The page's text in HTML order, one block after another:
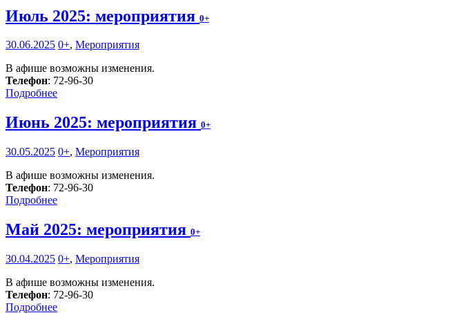
Июль 2025: мероприятия 0+
30.06.2025 0+, Мероприятия
В афише возможны изменения.
Телефон: 72-96-30
Подробнее
Июнь 2025: мероприятия 0+
30.05.2025 0+, Мероприятия
В афише возможны изменения.
Телефон: 72-96-30
Подробнее
Май 2025: мероприятия 0+
30.04.2025 0+, Мероприятия
В афише возможны изменения.
Телефон: 72-96-30
Подробнее